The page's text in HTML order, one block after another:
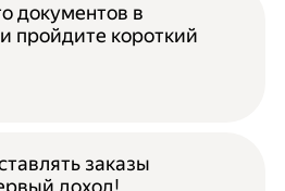
документов в
короткий
заказы
доход!